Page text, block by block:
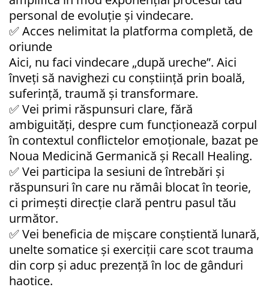
personal de evoluție și vindecare.
✅ Acces nelimitat la platforma completă, de
oriunde
Aici, nu faci vindecare „după ureche”. Aici
înveți să navighezi cu conștiință prin boală,
suferință, traumă și transformare.
✅ Vei primi răspunsuri clare, fără
ambiguități, despre cum funcționează corpul
în contextul conflictelor emoționale, bazat pe
Noua Medicină Germanică și Recall Healing.
✅ Vei participa la sesiuni de întrebări și
răspunsuri în care nu rămâi blocat în teorie,
ci primești direcție clară pentru pasul tău
următor.
✅ Vei beneficia de mișcare conștientă lunară,
unelte somatice și exerciții care scot trauma
din corp și aduc prezență în loc de gânduri
haotice.